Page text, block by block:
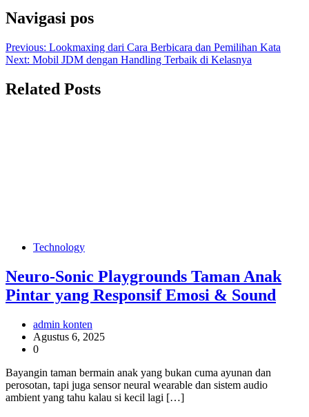
Navigasi pos
Previous: Lookmaxing dari Cara Berbicara dan Pemilihan Kata
Next: Mobil JDM dengan Handling Terbaik di Kelasnya
Related Posts
Technology
Neuro‑Sonic Playgrounds Taman Anak
Pintar yang Responsif Emosi & Sound
admin konten
Agustus 6, 2025
0
Bayangin taman bermain anak yang bukan cuma ayunan dan
perosotan, tapi juga sensor neural wearable dan sistem audio
ambient yang tahu kalau si kecil lagi […]